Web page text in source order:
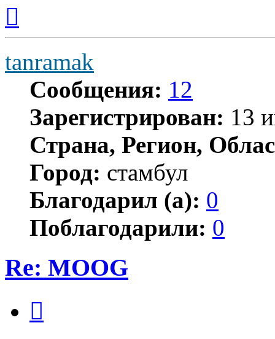
началу
tanramak
Сообщения: 12
Зарегистрирован: 13
Страна, Регион,
Город: стамбул
Благодарил (а): 0
Поблагодарили: 0
Re: MOOG